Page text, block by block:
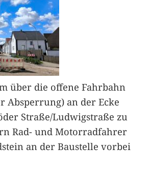
über die offene Fahrbahn
Absperrung) an der Ecke
Straße/Ludwigstraße zu
Rad- und Motorradfahrer
an der Baustelle vorbei